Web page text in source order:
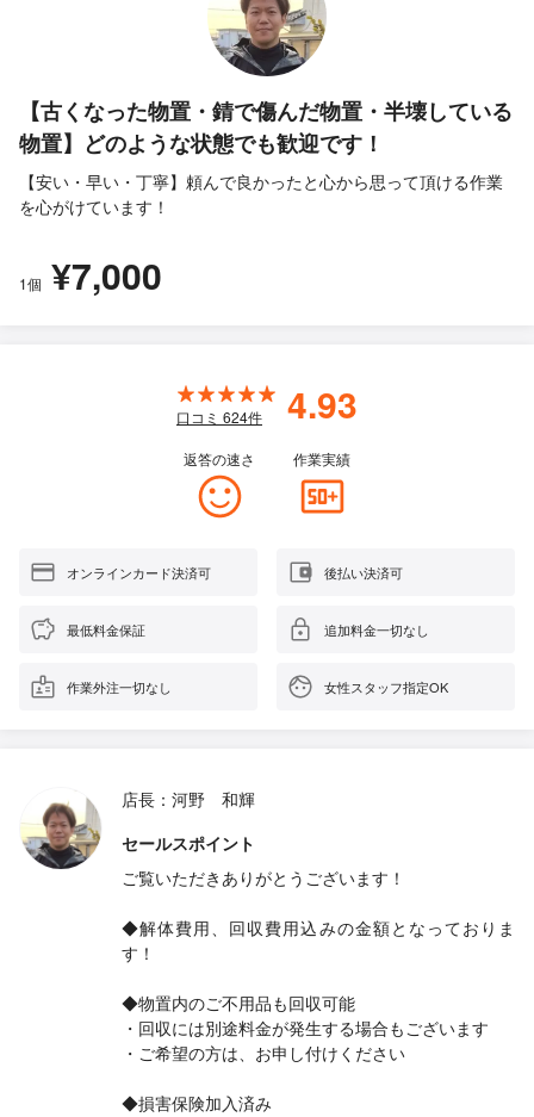
【古くなった物置・錆で傷んだ物置・半壊している
物置】どのような状態でも歓迎です！
【安い・早い・丁寧】頼んで良かったと心から思って頂ける作業
を心がけています！
1個 ¥7,000
口コミ 624件 4.93
返答の速さ 作業実績
オンラインカード決済可 後払い決済可
最低料金保証 追加料金一切なし
作業外注一切なし 女性スタッフ指定OK
店長：河野 和輝
セールスポイント
ご覧いただきありがとうございます！
◆解体費用、回収費用込みの金額となっておりま
す！
◆物置内のご不用品も回収可能
・回収には別途料金が発生する場合もございます
・ご希望の方は、お申し付けください
◆損害保険加入済み